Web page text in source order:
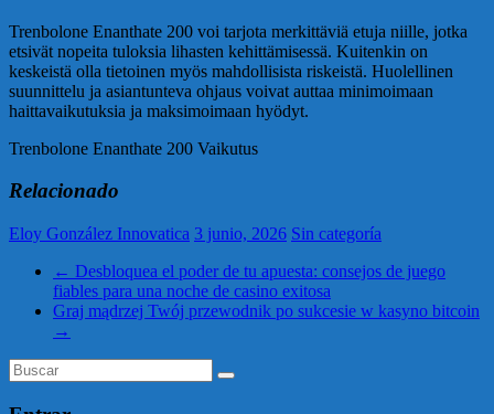
Trenbolone Enanthate 200 voi tarjota merkittäviä etuja niille, jotka
etsivät nopeita tuloksia lihasten kehittämisessä. Kuitenkin on
keskeistä olla tietoinen myös mahdollisista riskeistä. Huolellinen
suunnittelu ja asiantunteva ohjaus voivat auttaa minimoimaan
haittavaikutuksia ja maksimoimaan hyödyt.
Trenbolone Enanthate 200 Vaikutus
Relacionado
Eloy González Innovatica 3 junio, 2026 Sin categoría
← Desbloquea el poder de tu apuesta: consejos de juego
fiables para una noche de casino exitosa
Graj mądrzej Twój przewodnik po sukcesie w kasyno bitcoin
→